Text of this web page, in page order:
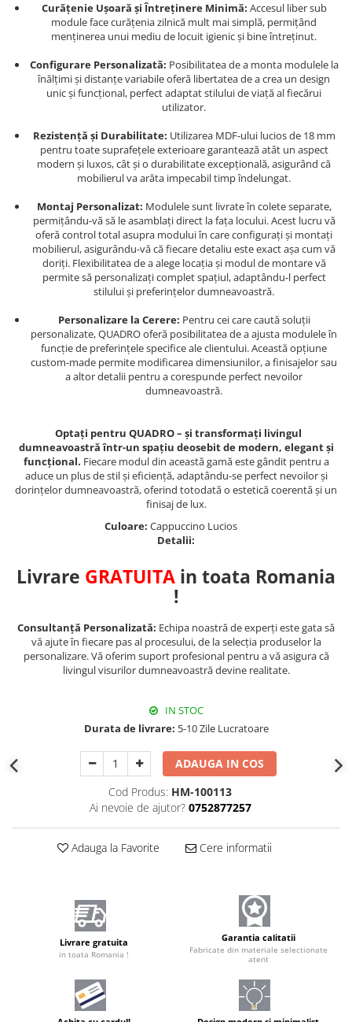
Curățenie Ușoară și Întreținere Minimă: Accesul liber sub
module face curățenia zilnică mult mai simplă, permițând
menținerea unui mediu de locuit igienic și bine întreținut.
Configurare Personalizată: Posibilitatea de a monta modulele la
înălțimi și distanțe variabile oferă libertatea de a crea un design
unic și funcțional, perfect adaptat stilului de viață al fiecărui
utilizator.
Rezistență și Durabilitate: Utilizarea MDF-ului lucios de 18 mm
pentru toate suprafețele exterioare garantează atât un aspect
modern și luxos, cât și o durabilitate excepțională, asigurând că
mobilierul va arăta impecabil timp îndelungat.
Montaj Personalizat: Modulele sunt livrate în colete separate,
permițându-vă să le asamblați direct la fața locului. Acest lucru vă
oferă control total asupra modului în care configurați și montați
mobilierul, asigurându-vă că fiecare detaliu este exact așa cum vă
doriți. Flexibilitatea de a alege locația și modul de montare vă
permite să personalizați complet spațiul, adaptându-l perfect
stilului și preferințelor dumneavoastră.
Personalizare la Cerere: Pentru cei care caută soluții
personalizate, QUADRO oferă posibilitatea de a ajusta modulele în
funcție de preferințele specifice ale clientului. Această opțiune
custom-made permite modificarea dimensiunilor, a finisajelor sau
a altor detalii pentru a corespunde perfect nevoilor
dumneavoastră.
Optați pentru QUADRO – și transformați livingul
dumneavoastră într-un spațiu deosebit de modern, elegant și
funcțional. Fiecare modul din această gamă este gândit pentru a
aduce un plus de stil și eficiență, adaptându-se perfect nevoilor și
dorințelor dumneavoastră, oferind totodată o estetică coerentă și un
finisaj de lux.
Culoare: Cappuccino Lucios
Detalii:
Livrare GRATUITA in toata Romania
!
Consultanță Personalizată: Echipa noastră de experți este gata să
vă ajute în fiecare pas al procesului, de la selecția produselor la
personalizare. Vă oferim suport profesional pentru a vă asigura că
livingul visurilor dumneavoastră devine realitate.
IN STOC
Durata de livrare: 5-10 Zile Lucratoare
ADAUGA IN COS
Cod Produs: HM-100113
Ai nevoie de ajutor? 0752877257
Adauga la Favorite Cere informatii
Livrare gratuita
in toata Romania !
Garantia calitatii
Fabricate din materiale selectionate
atent